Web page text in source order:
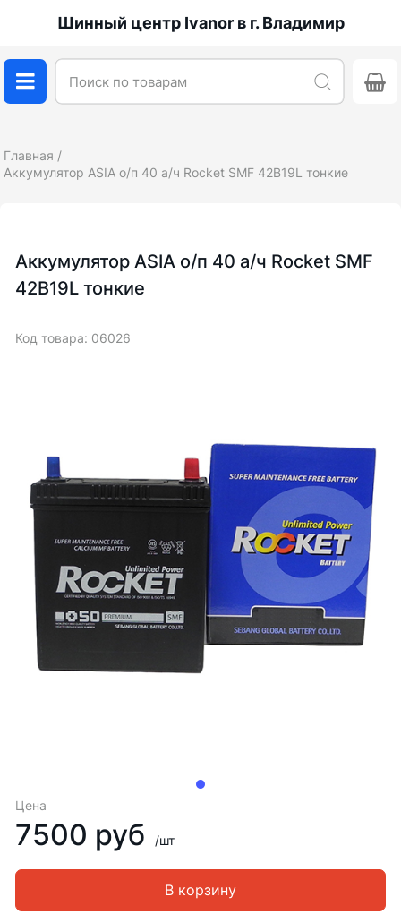
Шинный центр Ivanor в г. Владимир
Главная
Аккумулятор ASIA о/п 40 а/ч Rocket SMF 42B19L тонкие
Цена
7500 руб /шт
В корзину
Аккумулятор ASIA о/п 40 а/ч Rocket SMF
42B19L тонкие
Код товара: 06026